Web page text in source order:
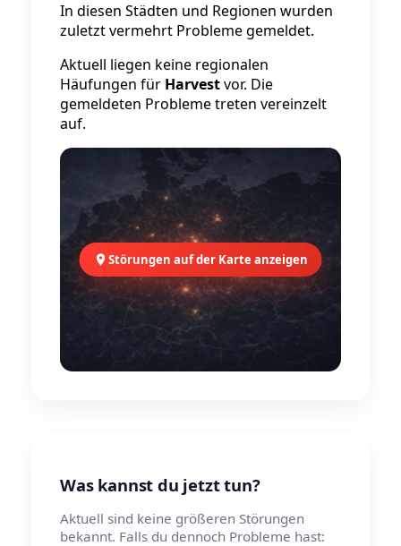
In diesen Städten und Regionen wurden
zuletzt vermehrt Probleme gemeldet.
Aktuell liegen keine regionalen
Häufungen für Harvestvor. Die
gemeldeten Probleme treten vereinzelt
auf.
Störungen auf der Karte anzeigen
Was kannst du jetzt tun?
Aktuell sind keine größeren Störungen
bekannt. Falls du dennoch Probleme hast: